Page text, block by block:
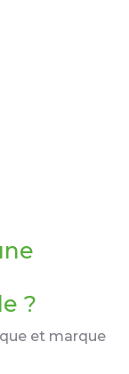
?
et marque